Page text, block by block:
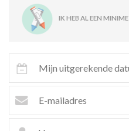
IK HEB AL EEN MINIME